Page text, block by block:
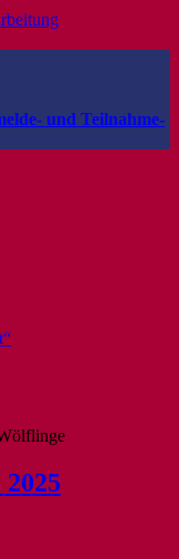
und Teilnahme-